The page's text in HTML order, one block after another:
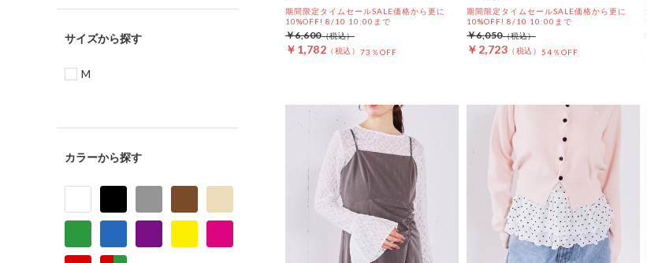
サイズ
M
カラー
期間限定タイムセールSALE価格から更に
10%OFF! 8/10 10:00まで
￥1,782 73％OFF
￥6,600
期間限定タイムセールSALE価格から更に
10%OFF! 8/10 10:00まで
￥2,723 54％OFF
￥6,050